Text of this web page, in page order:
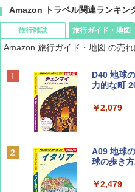
Amazon トラベル関連ランキン
旅行雑誌
ディズニ
誌] (ＤＩ
￥713
Coyote
旅行ガイド・地図
Amazon 旅行ガイド・地図 の売
D40 地球
力的な町
￥2,079
A09 地球
球の歩き
￥2,479